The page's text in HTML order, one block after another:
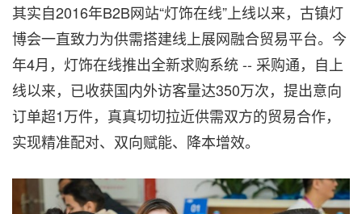
其实自2016年B2B网站“灯饰在线”上线以来，古镇灯
博会一直致力为供需搭建线上展网融合贸易平台。今
年4月，灯饰在线推出全新求购系统 -- 采购通，自上
线以来，已收获国内外访客量达350万次，提出意向
订单超1万件，真真切切拉近供需双方的贸易合作，
实现精准配对、双向赋能、降本增效。